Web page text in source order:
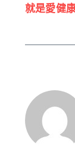
就是愛健